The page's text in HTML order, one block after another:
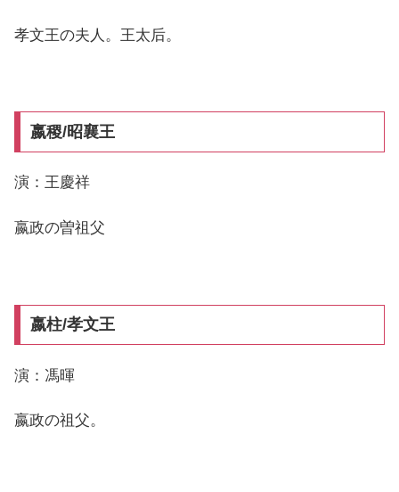
孝文王の夫人。王太后。
嬴稷/昭襄王
演：王慶祥
嬴政の曽祖父
嬴柱/孝文王
演：馮暉
嬴政の祖父。